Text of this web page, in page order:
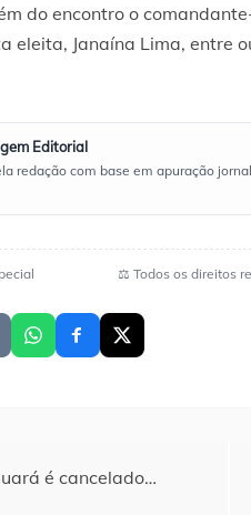
do encontro o
eleita, Janaína Lima, entre
Editorial
redação com base em apuração
⚖️ Todos os direitos
é cancelado…